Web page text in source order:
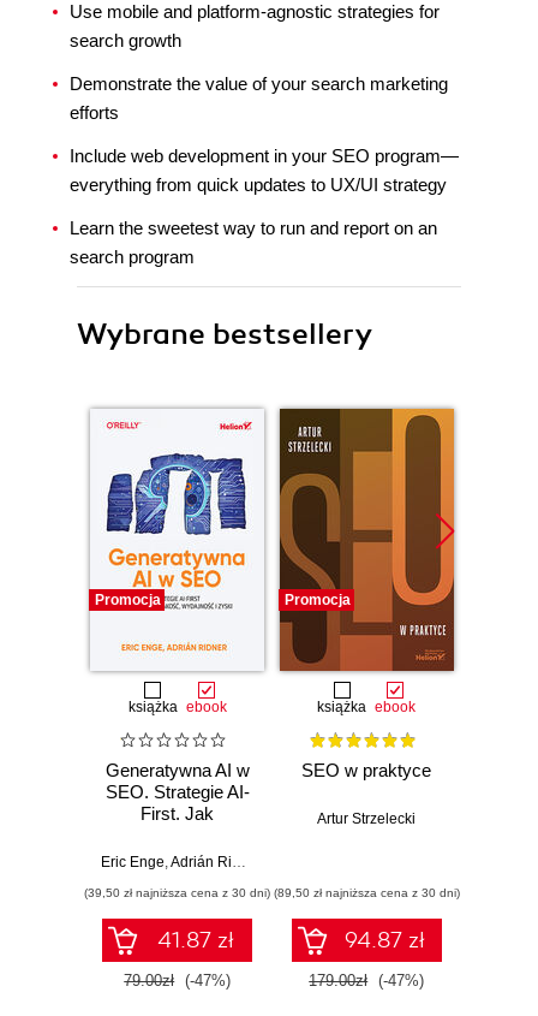
Use mobile and platform-agnostic strategies for
search growth
Demonstrate the value of your search marketing
efforts
Include web development in your SEO program—
everything from quick updates to UX/UI strategy
Learn the sweetest way to run and report on an
search program
Wybrane bestsellery
Promocja
książka ebook
Generatywna AI w
SEO. Strategie AI-
First. Jak
wydajność i zyski
Eric Enge,Adrián Ridner
(39,50 zł najniższa cena z 30 dni)
41.87 zł
79.00zł (-47%)
Promocja
książka ebook
SEO w praktyce
Artur Strzelecki
(89,50 zł najniższa cena z 30 dni)
94.87 zł
179.00zł (-47%)